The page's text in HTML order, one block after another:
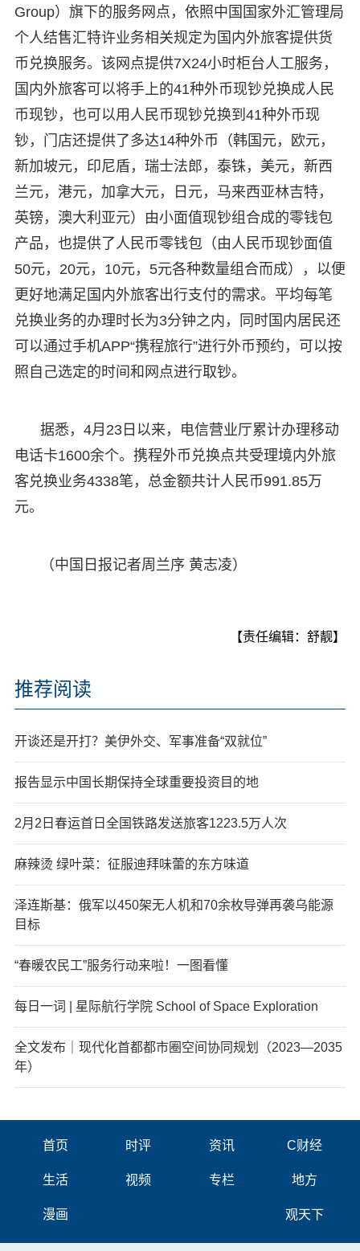
Group）旗下的服务网点，依照中国国家外汇管理局
个人结售汇特许业务相关规定为国内外旅客提供货
币兑换服务。该网点提供7X24小时柜台人工服务，
国内外旅客可以将手上的41种外币现钞兑换成人民
币现钞，也可以用人民币现钞兑换到41种外币现
钞，门店还提供了多达14种外币（韩国元，欧元，
新加坡元，印尼盾，瑞士法郎，泰铢，美元，新西
兰元，港元，加拿大元，日元，马来西亚林吉特，
英镑，澳大利亚元）由小面值现钞组合成的零钱包
产品，也提供了人民币零钱包（由人民币现钞面值
50元，20元，10元，5元各种数量组合而成），以便
更好地满足国内外旅客出行支付的需求。平均每笔
兑换业务的办理时长为3分钟之内，同时国内居民还
可以通过手机APP“携程旅行”进行外币预约，可以按
照自己选定的时间和网点进行取钞。
据悉，4月23日以来，电信营业厅累计办理移动
电话卡1600余个。携程外币兑换点共受理境内外旅
客兑换业务4338笔，总金额共计人民币991.85万
元。
（中国日报记者周兰序 黄志凌）
【责任编辑：舒靓】
推荐阅读
开谈还是开打？美伊外交、军事准备“双就位”
报告显示中国长期保持全球重要投资目的地
2月2日春运首日全国铁路发送旅客1223.5万人次
麻辣烫 绿叶菜：征服迪拜味蕾的东方味道
泽连斯基：俄军以450架无人机和70余枚导弹再袭乌能源
目标
“春暖农民工”服务行动来啦！一图看懂
每日一词 | 星际航行学院 School of Space Exploration
全文发布｜现代化首都都市圈空间协同规划（2023—2035
年）
首页 时评 资讯 C财经
生活 视频 专栏 地方
漫画 观天下